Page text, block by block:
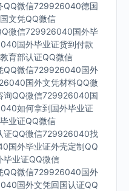
QQ微信729926040德国
文凭QQ微信
微信729926040国外毕
国外毕业证货到付款
育部认证QQ微信
QQ微信729926040国外
国外文凭材料QQ微
询QQ微信729926040国
如何拿到国外毕业证
业证QQ微信
证QQ微信729926040找
国外毕业证外壳定制QQ
业证QQ微信
QQ微信729926040国外
国外文凭回国认证QQ